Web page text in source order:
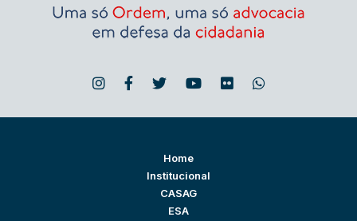
Home
Institucional
CASAG
ESA